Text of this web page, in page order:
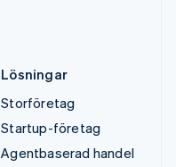
Lösningar
Storföretag
Startup-företag
Agentbaserad handel